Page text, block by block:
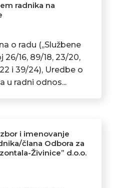
radnika na
o radu (,,Službene
26/16, 89/18, 23/20,
i 39/24), Uredbe o
u radni odnos...
i imenovanje
člana Odbora za
Živinice” d.o.o.